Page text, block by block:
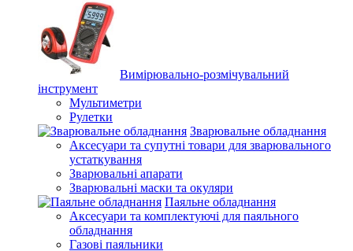
Вимірювально-розмічувальний
інструмент
Мультиметри
Рулетки
Зварювальне обладнання
Аксесуари та супутні товари для зварювального
устаткування
Зварювальні апарати
Зварювальні маски та окуляри
Паяльне обладнання
Аксесуари та комплектуючі для паяльного
обладнання
Газові паяльники